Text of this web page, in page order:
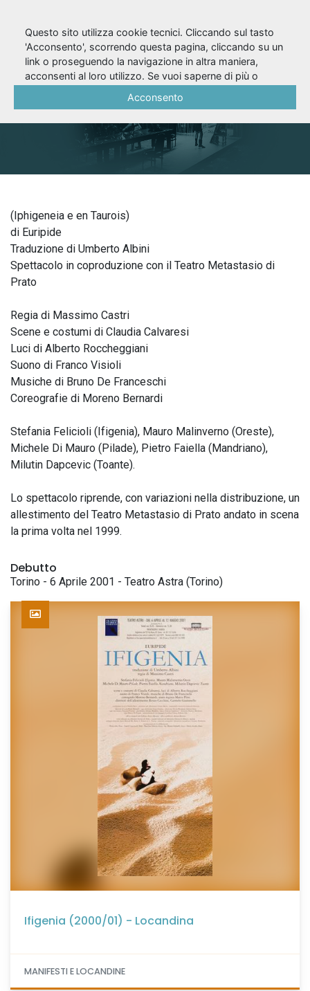
Ifigenia (2000/01)
(Iphigeneia e en Taurois)
di Euripide
Traduzione di Umberto Albini
Spettacolo in coproduzione con il Teatro Metastasio di
Prato
Regia di Massimo Castri
Scene e costumi di Claudia Calvaresi
Luci di Alberto Roccheggiani
Suono di Franco Visioli
Musiche di Bruno De Franceschi
Coreografie di Moreno Bernardi
Stefania Felicioli (Ifigenia), Mauro Malinverno (Oreste),
Michele Di Mauro (Pilade), Pietro Faiella (Mandriano),
Milutin Dapcevic (Toante).
Lo spettacolo riprende, con variazioni nella distribuzione, un
allestimento del Teatro Metastasio di Prato andato in scena
la prima volta nel 1999.
Debutto
Torino - 6 Aprile 2001 - Teatro Astra (Torino)
Ifigenia (2000/01) - Locandina
MANIFESTI E LOCANDINE
Questo sito utilizza cookie tecnici. Cliccando sul tasto
'Acconsento', scorrendo questa pagina, cliccando su un
link o proseguendo la navigazione in altra maniera,
acconsenti al loro utilizzo. Se vuoi saperne di più o
Acconsento